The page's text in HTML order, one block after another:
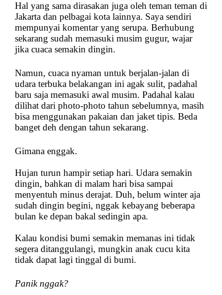
Hal yang sama dirasakan juga oleh teman teman di
Jakarta dan pelbagai kota lainnya. Saya sendiri
mempunyai komentar yang serupa. Berhubung
sekarang sudah memasuki musim gugur, wajar
jika cuaca semakin dingin.
Namun, cuaca nyaman untuk berjalan-jalan di
udara terbuka belakangan ini agak sulit, padahal
baru saja memasuki awal musim. Padahal kalau
dilihat dari photo-photo tahun sebelumnya, masih
bisa menggunakan pakaian dan jaket tipis. Beda
banget deh dengan tahun sekarang.
Gimana enggak.
Hujan turun hampir setiap hari. Udara semakin
dingin, bahkan di malam hari bisa sampai
menyentuh minus derajat. Duh, belum winter aja
sudah dingin begini, nggak kebayang beberapa
bulan ke depan bakal sedingin apa.
Kalau kondisi bumi semakin memanas ini tidak
segera ditanggulangi, mungkin anak cucu kita
tidak dapat lagi tinggal di bumi.
Panik nggak?